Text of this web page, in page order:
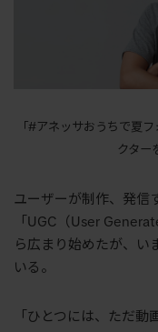
「#アネッサおうちで夏
クター
ユーザーが制作、発信
「UGC（User
ら広まり始めたが、い
いる。
「ひとつには、ただ動